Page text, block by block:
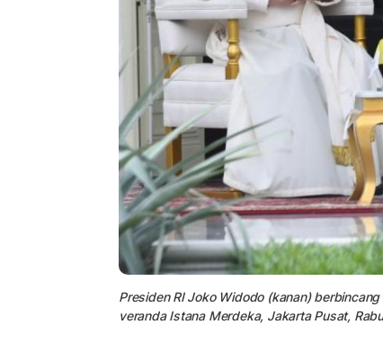
Presiden RI Joko Widodo (kanan)
veranda Istana Merdeka, Jakarta Pusat,